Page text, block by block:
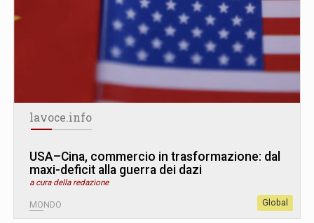
lavoce.info
USA–Cina, commercio in trasformazione: dal
maxi-deficit alla guerra dei dazi
a cura della redazione
MONDO Global